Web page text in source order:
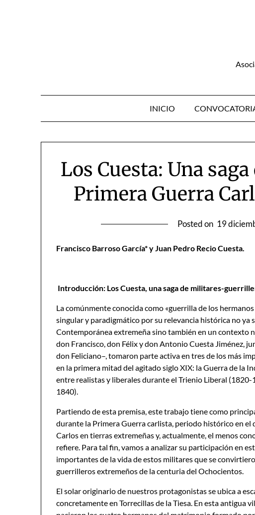
INICIO
Los Cuesta: Una
Primera Guerra
Posted on 19
Francisco Barroso García* y Juan Pedro Recio Cuesta.
Introducción: Los Cuesta, una saga de militares-
La comúnmente conocida como «guerrilla de los
singular y paradigmático por su relevancia histórica no ya
Contemporánea extremeña sino también en un contexto
don Francisco, don Félix y don Antonio Cuesta Jiménez,
don Feliciano–, tomaron parte activa en tres de los más
en la primera mitad del agitado siglo XIX: la Guerra de la
entre realistas y liberales durante el Trienio Liberal
1840).
Partiendo de esta premisa, este trabajo tiene como
durante la Primera Guerra carlista, periodo histórico en el
Carlos en tierras extremeñas y, actualmente, el menos
refiere. Para tal fin, vamos a analizar su participación en
importantes de la vida de estos militares que se
guerrilleros extremeños de la centuria del Ochocientos.
El solar originario de nuestros protagonistas se ubica a
concretamente en Torrecillas de la Tiesa. En esta antigua